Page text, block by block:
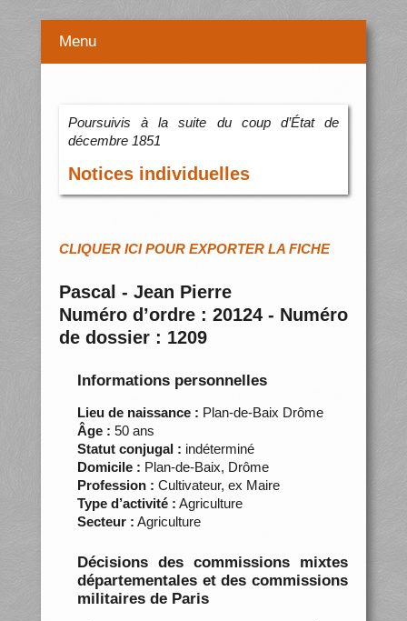
Menu
Poursuivis à la suite du coup d’État de
décembre 1851
Notices individuelles
CLIQUER ICI POUR EXPORTER LA FICHE
Pascal - Jean Pierre
Numéro d’ordre : 20124 - Numéro
de dossier : 1209
Informations personnelles
Lieu de naissance : Plan-de-Baix Drôme
Âge : 50 ans
Statut conjugal : indéterminé
Domicile : Plan-de-Baix, Drôme
Profession : Cultivateur, ex Maire
Type d’activité : Agriculture
Secteur : Agriculture
Décisions des commissions mixtes
départementales et des commissions
militaires de Paris